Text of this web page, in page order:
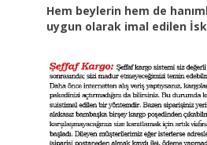
Hem beylerin hem de
uygun olarak imal edilen